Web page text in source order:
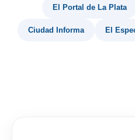
El Portal de La Plata
Ciudad Informa El